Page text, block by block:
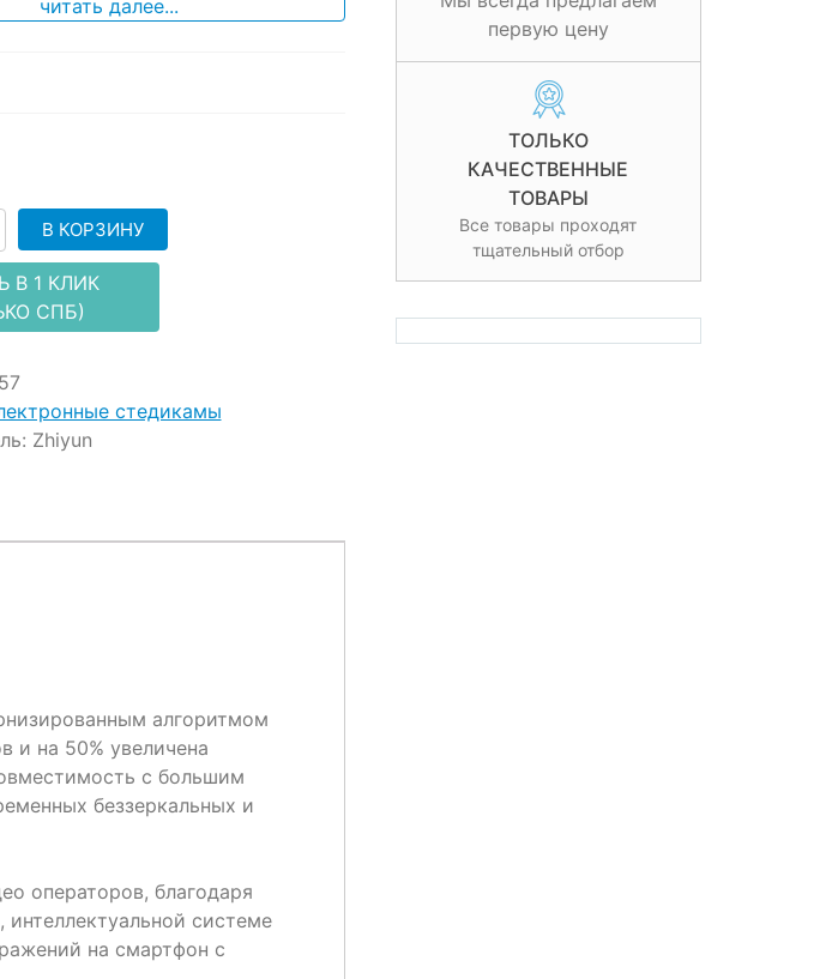
первую цену
ТОЛЬКО
КАЧЕСТВЕННЫЕ
ТОВАРЫ
Все товары проходят
тщательный отбор
читать далее...
В КОРЗИНУ
В 1 КЛИК
СПБ)
стедикамы
Zhiyun
алгоритмом
и на 50% увеличена
с большим
беззеркальных и
операторов, благодаря
системе
на смартфон с